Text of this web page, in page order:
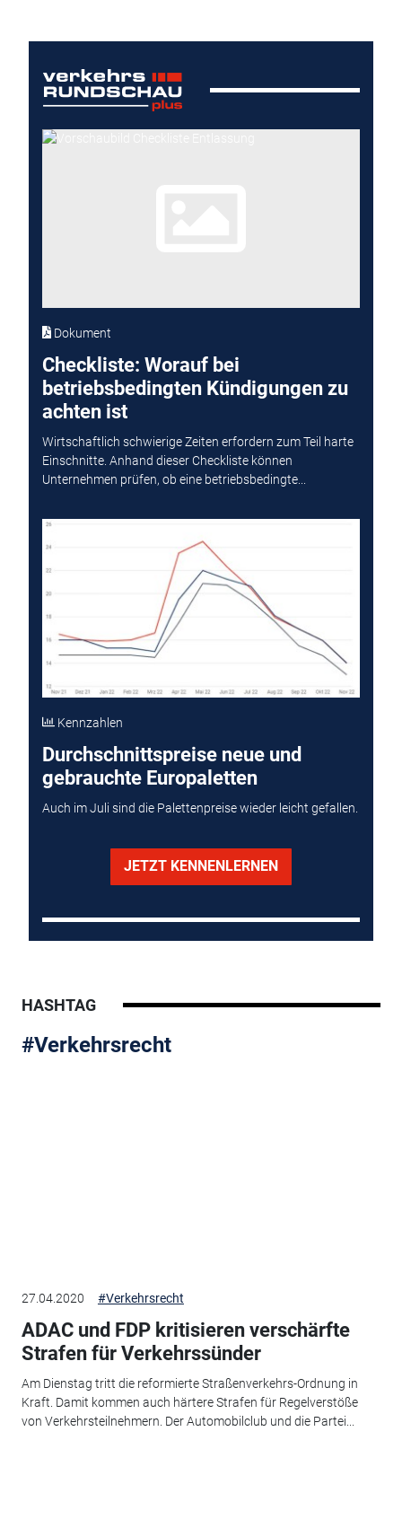
Dokument
Checkliste: Worauf bei
betriebsbedingten Kündigungen zu
achten ist
Wirtschaftlich schwierige Zeiten erfordern zum Teil harte
Einschnitte. Anhand dieser Checkliste können
Unternehmen prüfen, ob eine betriebsbedingte...
Kennzahlen
Durchschnittspreise neue und
gebrauchte Europaletten
Auch im Juli sind die Palettenpreise wieder leicht gefallen.
JETZT KENNENLERNEN
HASHTAG
#Verkehrsrecht
27.04.2020 #Verkehrsrecht
ADAC und FDP kritisieren verschärfte
Strafen für Verkehrssünder
Am Dienstag tritt die reformierte Straßenverkehrs-Ordnung in
Kraft. Damit kommen auch härtere Strafen für Regelverstöße
von Verkehrsteilnehmern. Der Automobilclub und die Partei...